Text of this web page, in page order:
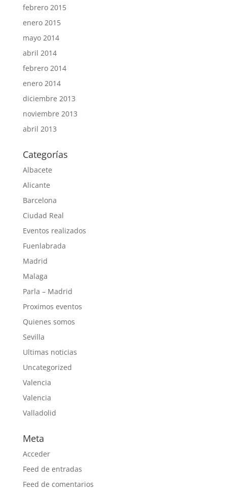
febrero 2015
enero 2015
mayo 2014
abril 2014
febrero 2014
enero 2014
diciembre 2013
noviembre 2013
abril 2013
Categorías
Albacete
Alicante
Barcelona
Ciudad Real
Eventos realizados
Fuenlabrada
Madrid
Malaga
Parla – Madrid
Proximos eventos
Quienes somos
Sevilla
Ultimas noticias
Uncategorized
Valencia
Valencia
Valladolid
Meta
Acceder
Feed de entradas
Feed de comentarios